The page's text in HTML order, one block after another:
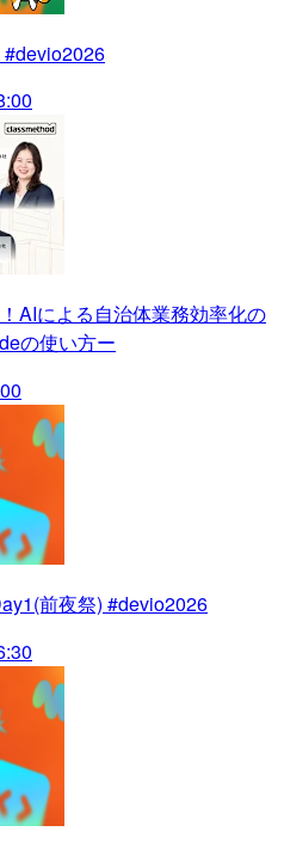
AIによる自治体業務効率化の
の使い方ー
前夜祭) #devio2026